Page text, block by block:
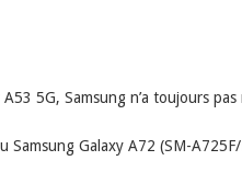
5G, Samsung n’a toujours pas
Galaxy A72 (SM-A725F/